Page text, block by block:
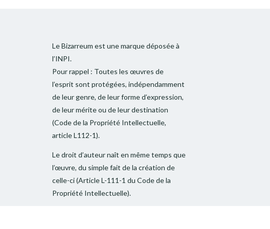
Le Bizarreum est une marque déposée à
l’INPI.
Pour rappel : Toutes les œuvres de
l’esprit sont protégées, indépendamment
de leur genre, de leur forme d’expression,
de leur mérite ou de leur destination
(Code de la Propriété Intellectuelle,
article L112-1).
Le droit d’auteur naît en même temps que
l’œuvre, du simple fait de la création de
celle-ci (Article L-111-1 du Code de la
Propriété Intellectuelle).